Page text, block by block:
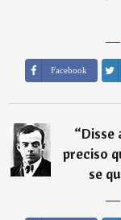
―
Facebook
“Disse
preciso
se
―